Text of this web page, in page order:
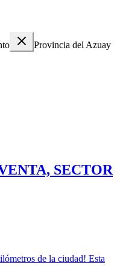
Provincia del Azuay
SECTOR
de la ciudad! Esta